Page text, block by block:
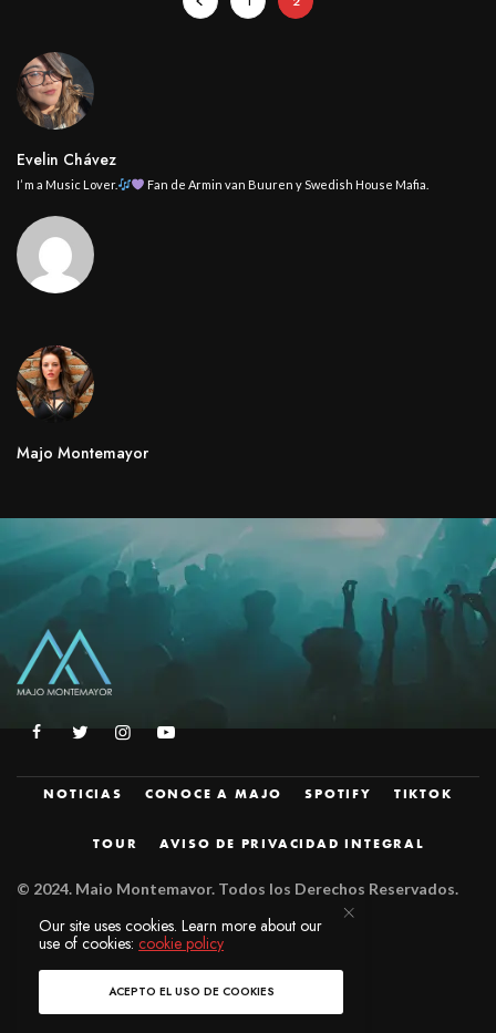
Evelin Chávez
I’ m a Music Lover. Fan de Armin van Buuren y Swedish House Mafia.
Majo Montemayor
NOTICIAS CONOCE A MAJO SPOTIFY TIKTOK
TOUR AVISO DE PRIVACIDAD INTEGRAL
© 2024. Majo Montemayor. Todos los Derechos Reservados.
Our site uses cookies. Learn more about our
use of cookies:cookie policy
ACEPTO EL USO DE COOKIES